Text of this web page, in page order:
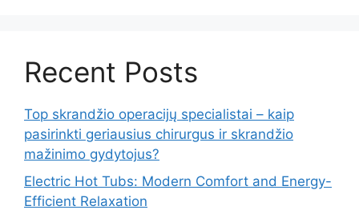
Recent Posts
Top skrandžio operacijų specialistai – kaip
pasirinkti geriausius chirurgus ir skrandžio
mažinimo gydytojus?
Electric Hot Tubs: Modern Comfort and Energy-
Efficient Relaxation